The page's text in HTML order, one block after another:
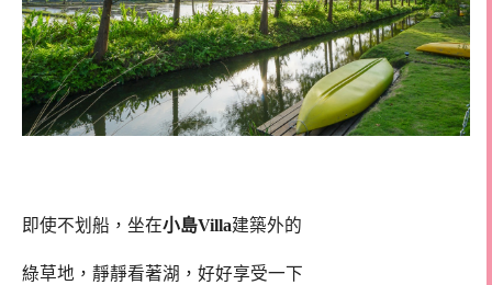
即使不划船，坐在小島Villa建築外的
綠草地，靜靜看著湖，好好享受一下